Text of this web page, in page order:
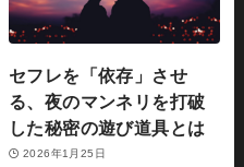
セフレを「依存」させ
る、夜のマンネリを打破
した秘密の遊び道具とは
2026年1月25日